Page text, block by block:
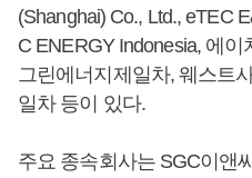
(Shanghai) Co., Ltd., eTEC
C ENERGY Indonesia, 에
그린에너지제일차, 웨스트
일차 등이 있다.
주요 종속회사는 SGC이앤